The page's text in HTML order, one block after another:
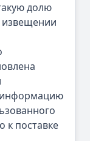
долю
извещении
информацию
к поставке